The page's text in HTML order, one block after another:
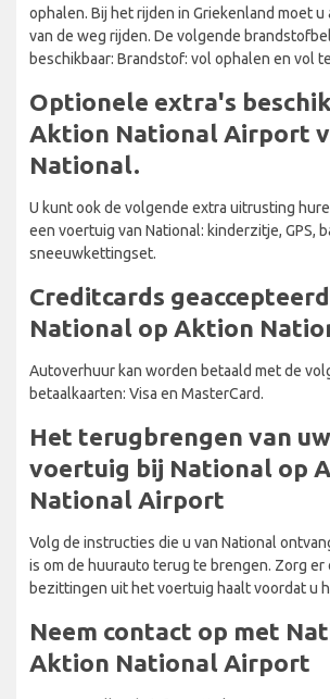
ophalen. Bij het rijden in Griekenland moet
van de weg rijden. De volgende
beschikbaar: Brandstof: vol ophalen en vol
Optionele extra's
Aktion National Airport
National.
U kunt ook de volgende extra uitrusting
een voertuig van National: kinderzitje, GPS,
sneeuwkettingset.
Creditcards
National op Aktion
Autoverhuur kan worden betaald met de
betaalkaarten: Visa en MasterCard.
Het terugbrengen van
voertuig bij National op
National Airport
Volg de instructies die u van National
is om de huurauto terug te brengen. Zorg er
bezittingen uit het voertuig haalt voordat u
Neem contact op met
Aktion National Airport